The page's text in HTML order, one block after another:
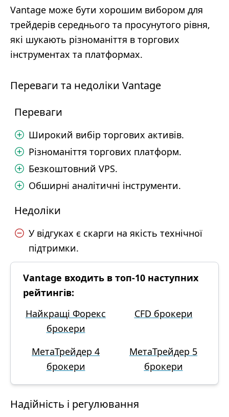
Vantage може бути хорошим вибором для
трейдерів середнього та просунутого рівня,
які шукають різноманіття в торгових
інструментах та платформах.
Переваги та недоліки Vantage
Переваги
Широкий вибір торгових активів.
Різноманіття торгових платформ.
Безкоштовний VPS.
Обширні аналітичні інструменти.
Недоліки
У відгуках є скарги на якість технічної
підтримки.
Vantage входить в топ-10 наступних
рейтингів:
Найкращі Форекс
брокери
CFD брокери
МетаТрейдер 4
брокери
МетаТрейдер 5
брокери
Надійність і регулювання